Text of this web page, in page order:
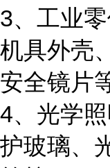
3、工业零
机具外壳
安全镜片
4、光学
护玻璃、